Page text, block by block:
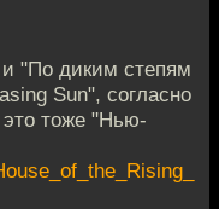
и "По диким степям
Sun", согласно
это тоже "Нью-